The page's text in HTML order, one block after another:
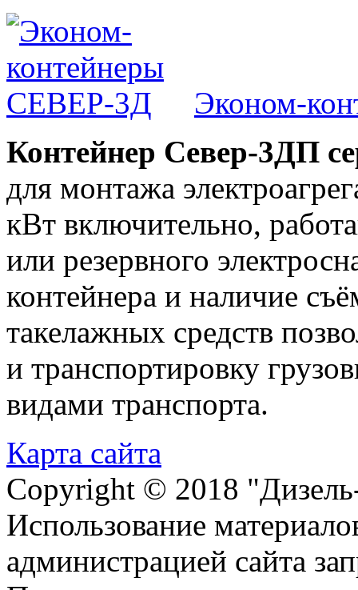
Эконом-
Контейнер Север-3ДП
для монтажа
кВт включительно,
или резервного
контейнера и наличие
такелажных средств
и транспортировку
видами транспорта.
Карта сайта
Copyright © 2018
Использование
администрацией сайта